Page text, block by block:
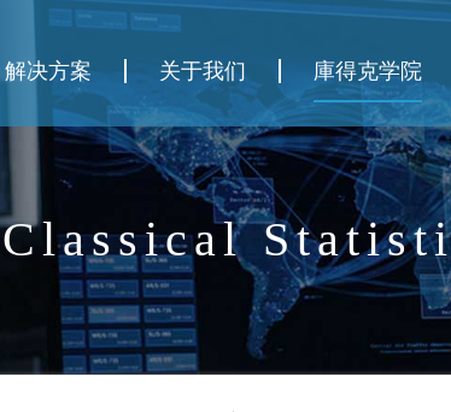
解决方案 关于我们 庫得克学院
Classical